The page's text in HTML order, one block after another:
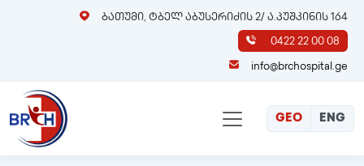
ბათუმი, ტბელ აბუსერიძის 2/ ა.პუშკინის 164
0422 22 00 08
info@brchospital.ge
GEO ENG